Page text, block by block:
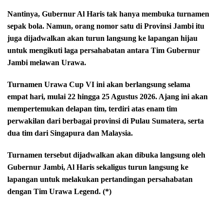
Nantinya, Gubernur Al Haris tak hanya membuka turnamen
sepak bola. Namun, orang nomor satu di Provinsi Jambi itu
juga dijadwalkan akan turun langsung ke lapangan hijau
untuk mengikuti laga persahabatan antara Tim Gubernur
Jambi melawan Urawa.
Turnamen Urawa Cup VI ini akan berlangsung selama
empat hari, mulai 22 hingga 25 Agustus 2026. Ajang ini akan
mempertemukan delapan tim, terdiri atas enam tim
perwakilan dari berbagai provinsi di Pulau Sumatera, serta
dua tim dari Singapura dan Malaysia.
Turnamen tersebut dijadwalkan akan dibuka langsung oleh
Gubernur Jambi, Al Haris sekaligus turun langsung ke
lapangan untuk melakukan pertandingan persahabatan
dengan Tim Urawa Legend. (*)